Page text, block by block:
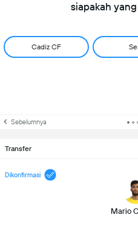
siapakah
Cadiz CF
Sebelumnya
Transfer
Dikonfirmasi
Mario